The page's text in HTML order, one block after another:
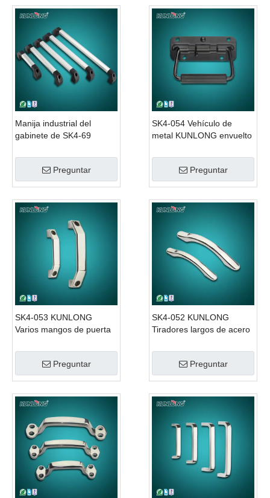
Manija industrial del
gabinete de SK4-69
Preguntar
SK4-054 Vehículo de
metal KUNLONG envuelto
caucho negro
Preguntar
SK4-053 KUNLONG
Varios mangos de puerta
Preguntar
SK4-052 KUNLONG
Tiradores largos de acero
puertas corredizas
Preguntar